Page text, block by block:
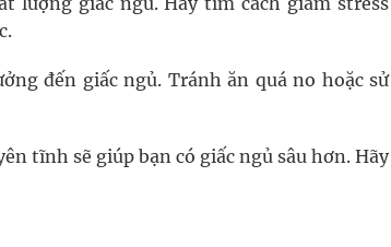
đến giấc ngủ. Tránh ăn quá no hoặc sử
tĩnh sẽ giúp bạn có giấc ngủ sâu hơn. Hãy